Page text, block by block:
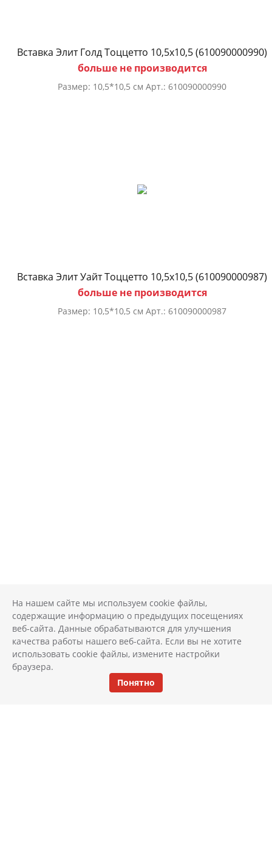
Вставка Элит Голд Тоццетто 10,5х10,5 (610090000990)
больше не производится
Размер: 10,5*10,5 см Арт.: 610090000990
Вставка Элит Уайт Тоццетто 10,5х10,5 (610090000987)
больше не производится
Размер: 10,5*10,5 см Арт.: 610090000987
На нашем сайте мы используем cookie файлы,
содержащие информацию о предыдущих посещениях
веб-сайта. Данные обрабатываются для улучшения
качества работы нашего веб-сайта. Если вы не хотите
использовать cookie файлы, измените настройки
браузера.
Понятно